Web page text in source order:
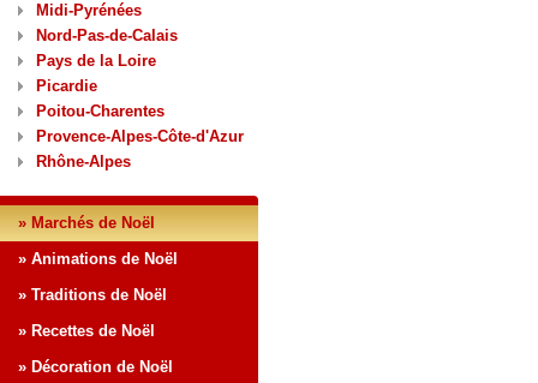
Midi-Pyrénées
Nord-Pas-de-Calais
Pays de la Loire
Picardie
Poitou-Charentes
Provence-Alpes-Côte-d'Azur
Rhône-Alpes
» Marchés de Noël
» Animations de Noël
» Traditions de Noël
» Recettes de Noël
» Décoration de Noël